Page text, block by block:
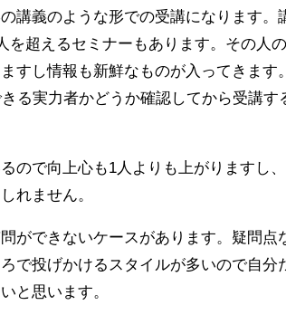
講義のような形での受講になります。
を超えるセミナーもあります。その人
すし情報も新鮮なものが入ってきます
る実力者かどうか確認してから受講す
ので向上心も1人よりも上がりますし
れません。
ができないケースがあります。疑問点
で投げかけるスタイルが多いので自分
と思います。